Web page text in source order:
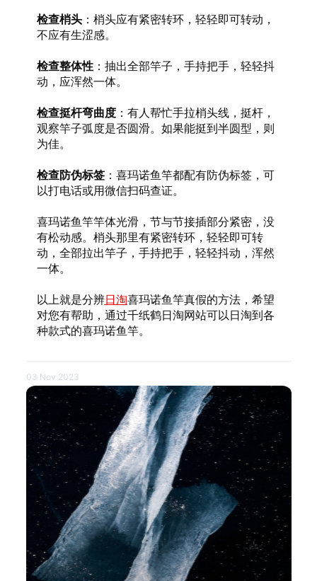
检查梢头：梢头应有紧密转环，轻轻即可转动，
不应有生涩感。
检查整体性：抽出全部竿子，手持把手，轻轻抖
动，应浑然一体。
检查挺杆弯曲度：有人帮忙手拉梢头线，挺杆，
观察竿子弧度是否圆滑。如果能挺到半圆型，则
为佳。
检查防伪标签：喜玛诺鱼竿都配有防伪标签，可
以打电话或用微信扫码查证。
喜玛诺鱼竿竿体光滑，节与节接插部分紧密，没
有松动感。梢头那里有紧密转环，轻轻即可转
动，全部拉出竿子，手持把手，轻轻抖动，浑然
一体。
以上就是分辨日淘喜玛诺鱼竿真假的方法，希望
对您有帮助，通过千纸鹤日淘网站可以日淘到各
种款式的喜玛诺鱼竿。
03 Nov 2023